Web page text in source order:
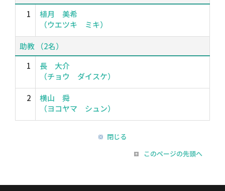
1
植月 美希
（ウエツキ ミキ）
助教 （2名）
1
長 大介
（チョウ ダイスケ）
2
横山 舜
（ヨコヤマ シュン）
閉じる
このページの先頭へ